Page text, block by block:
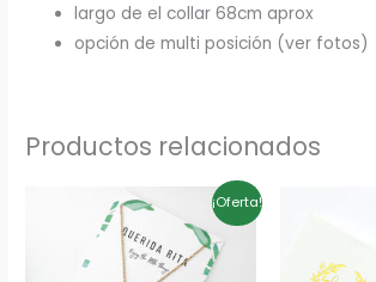
largo de el collar 68cm aprox
opción de multi posición (ver fotos)
Productos relacionados
¡Oferta!
precio
original
10,00€.
precio
actual
es:
8,00€.
18,00€.